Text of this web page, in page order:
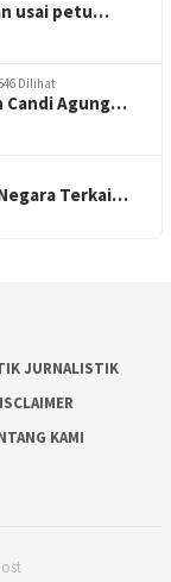
usai petu…
Dilihat
Candi Agung…
Terkai…
JURNALISTIK
KAMI